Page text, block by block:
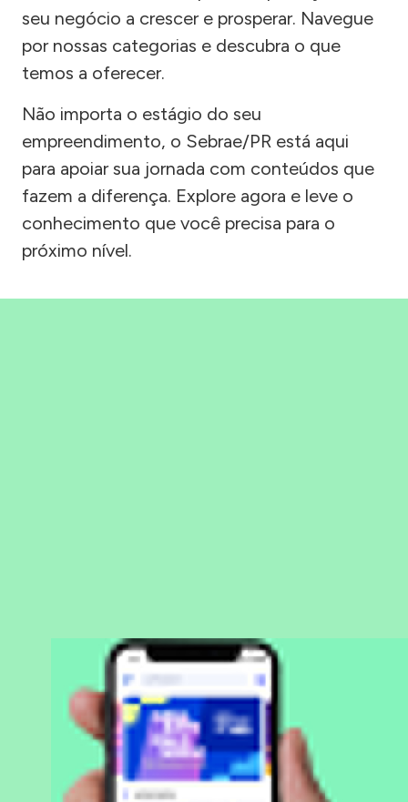
seu negócio a crescer e prosperar. Navegue
por nossas categorias e descubra o que
temos a oferecer.
Não importa o estágio do seu
empreendimento, o Sebrae/PR está aqui
para apoiar sua jornada com conteúdos que
fazem a diferença. Explore agora e leve o
conhecimento que você precisa para o
próximo nível.